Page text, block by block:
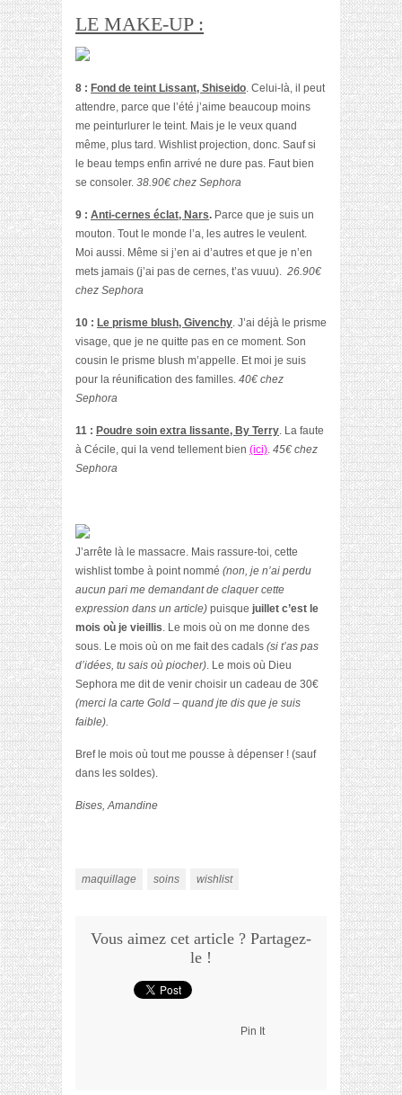
LE MAKE-UP :
8 : Fond de teint Lissant, Shiseido. Celui-là, il peut
attendre, parce que l’été j’aime beaucoup moins
me peinturlurer le teint. Mais je le veux quand
même, plus tard. Wishlist projection, donc. Sauf si
le beau temps enfin arrivé ne dure pas. Faut bien
se consoler. 38.90€ chez Sephora
9 : Anti-cernes éclat, Nars. Parce que je suis un
mouton. Tout le monde l’a, les autres le veulent.
Moi aussi. Même si j’en ai d’autres et que je n’en
mets jamais (j’ai pas de cernes, t’as vuuu). 26.90€
chez Sephora
10 : Le prisme blush, Givenchy. J’ai déjà le prisme
visage, que je ne quitte pas en ce moment. Son
cousin le prisme blush m’appelle. Et moi je suis
pour la réunification des familles. 40€ chez
Sephora
11 : Poudre soin extra lissante, By Terry. La faute
à Cécile, qui la vend tellement bien (ici). 45€ chez
Sephora
J’arrête là le massacre. Mais rassure-toi, cette
wishlist tombe à point nommé (non, je n’ai perdu
aucun pari me demandant de claquer cette
expression dans un article) puisque juillet c’est le
mois où je vieillis. Le mois où on me donne des
sous. Le mois où on me fait des cadals (si t’as pas
d’idées, tu sais où piocher). Le mois où Dieu
Sephora me dit de venir choisir un cadeau de 30€
(merci la carte Gold – quand jte dis que je suis
faible).
Bref le mois où tout me pousse à dépenser ! (sauf
dans les soldes).
Bises, Amandine
maquillage soins wishlist
Vous aimez cet article ? Partagez-
le !
Pin It